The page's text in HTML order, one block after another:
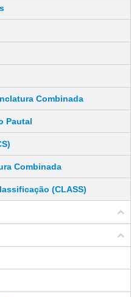
Combinada
Pautal
Combinada
(CLASS)